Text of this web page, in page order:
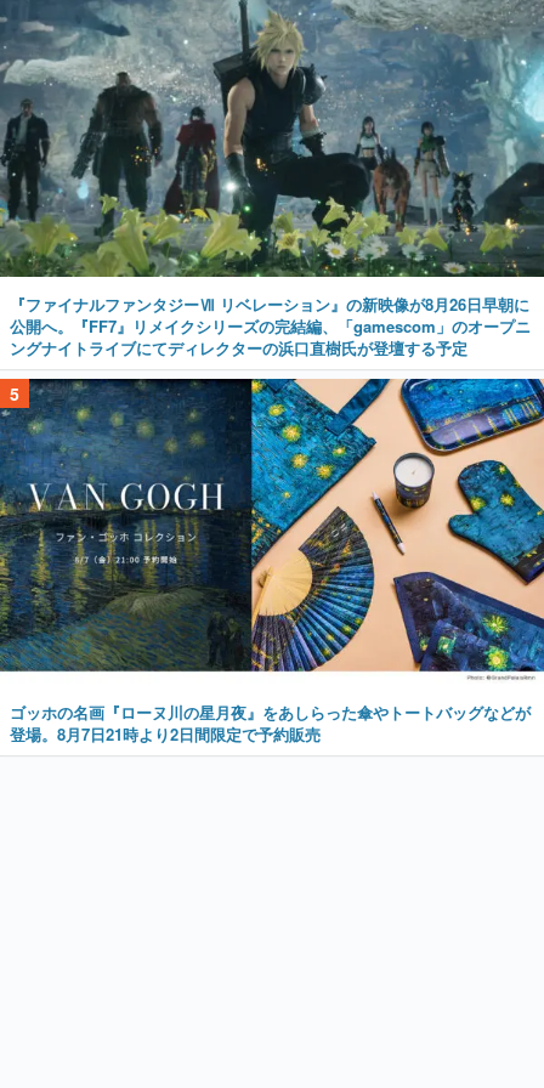
『ファイナルファンタジーⅦ リベレーション』の新映像が8月26日早朝に
公開へ。『FF7』リメイクシリーズの完結編、「gamescom」のオープニ
ングナイトライブにてディレクターの浜口直樹氏が登壇する予定
ゴッホの名画『ローヌ川の星月夜』をあしらった傘やトートバッグなどが
登場。8月7日21時より2日間限定で予約販売